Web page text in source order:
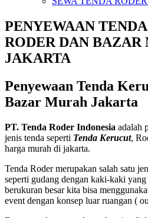
PENYEWAAN
RODER DAN BAZAR
JAKARTA
Penyewaan Tenda
Bazar Murah Jakarta
PT. Tenda Roder Indonesia adalah
jenis tenda seperti Tenda Kerucut,
harga murah di jakarta.
Tenda Roder merupakan salah satu
seperti gudang dengan kaki-kaki
berukuran besar kita bisa
event dengan konsep luar ruangan (